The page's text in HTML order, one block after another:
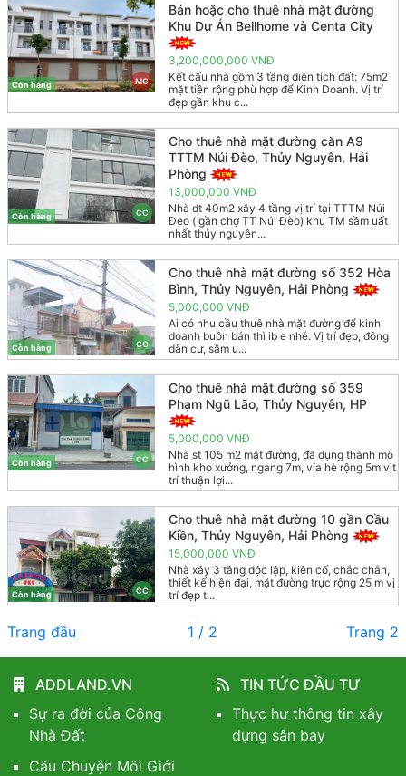
MG
Còn hàng
Bán hoặc cho thuê nhà mặt đường
Khu Dự Án Bellhome và Centa City
3,200,000,000 VNĐ
Kết cấu nhà gồm 3 tầng diện tích đất: 75m2
mặt tiền rộng phù hợp để Kinh Doanh. Vị trí
đẹp gần khu c...
CC
Còn hàng
Cho thuê nhà mặt đường căn A9
TTTM Núi Đèo, Thủy Nguyên, Hải
Phòng
13,000,000 VNĐ
Nhà dt 40m2 xây 4 tầng vị trí tại TTTM Núi
Đèo ( gần chợ TT Núi Đèo) khu TM sầm uất
nhất thủy nguyên...
CC
Còn hàng
Cho thuê nhà mặt đường số 352 Hòa
Bình, Thủy Nguyên, Hải Phòng
5,000,000 VNĐ
Ai có nhu cầu thuê nhà mặt đường để kinh
doanh buôn bán thì ib e nhé. Vị trí đẹp, đông
dân cư, sầm u...
CC
Còn hàng
Cho thuê nhà mặt đường số 359
Phạm Ngũ Lão, Thủy Nguyên, HP
5,000,000 VNĐ
Nhà st 105 m2 mặt đường, đã dụng thành mô
hình kho xưởng, ngang 7m, vỉa hè rộng 5m vịt
trí thuận lợi...
CC
Còn hàng
Cho thuê nhà mặt đường 10 gần Cầu
Kiền, Thủy Nguyên, Hải Phòng
15,000,000 VNĐ
Nhà xây 3 tầng độc lập, kiên cố, chắc chắn,
thiết kế hiện đại, mặt đường trục rộng 25 m vị
trí đẹp t...
Trang đầu 1 / 2 Trang 2
ADDLAND.VN
Sự ra đời của Cộng
Nhà Đất
Câu Chuyện Môi Giới
TIN TỨC ĐẦU TƯ
Thực hư thông tin xây
dựng sân bay